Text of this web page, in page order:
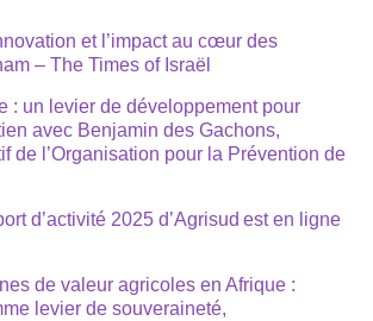
et l’impact au cœur des
– The Times of Israël
: un levier de développement pour
avec Benjamin des Gachons,
de l’Organisation pour la Prévention de
d’activité 2025 d’Agrisud est en ligne
de valeur agricoles en Afrique :
levier de souveraineté,